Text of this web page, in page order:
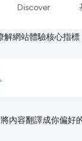
Discover
解網站體驗核心指標
。
內容翻譯成你偏好